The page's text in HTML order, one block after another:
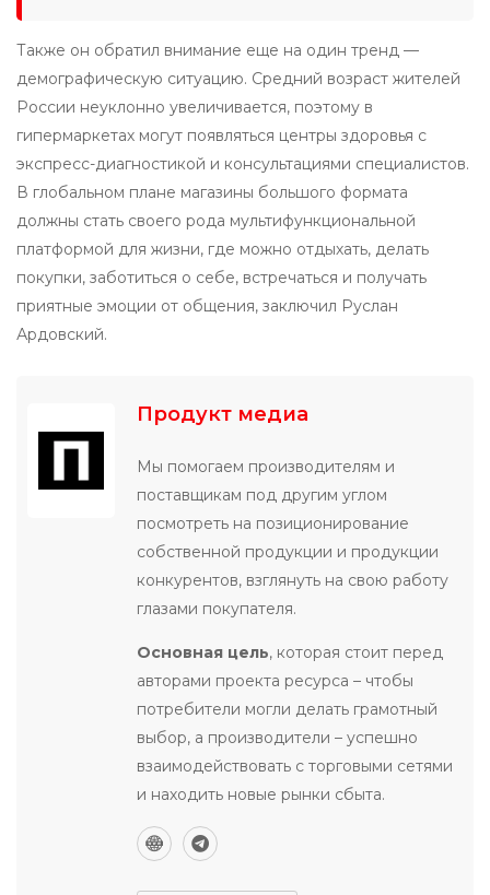
Также он обратил внимание еще на один тренд —
демографическую ситуацию. Средний возраст жителей
России неуклонно увеличивается, поэтому в
гипермаркетах могут появляться центры здоровья с
экспресс-диагностикой и консультациями специалистов.
В глобальном плане магазины большого формата
должны стать своего рода мультифункциональной
платформой для жизни, где можно отдыхать, делать
покупки, заботиться о себе, встречаться и получать
приятные эмоции от общения, заключил Руслан
Ардовский.
Продукт медиа
Мы помогаем производителям и
поставщикам под другим углом
посмотреть на позиционирование
собственной продукции и продукции
конкурентов, взглянуть на свою работу
глазами покупателя.
Основная цель, которая стоит перед
авторами проекта ресурса – чтобы
потребители могли делать грамотный
выбор, а производители – успешно
взаимодействовать с торговыми сетями
и находить новые рынки сбыта.